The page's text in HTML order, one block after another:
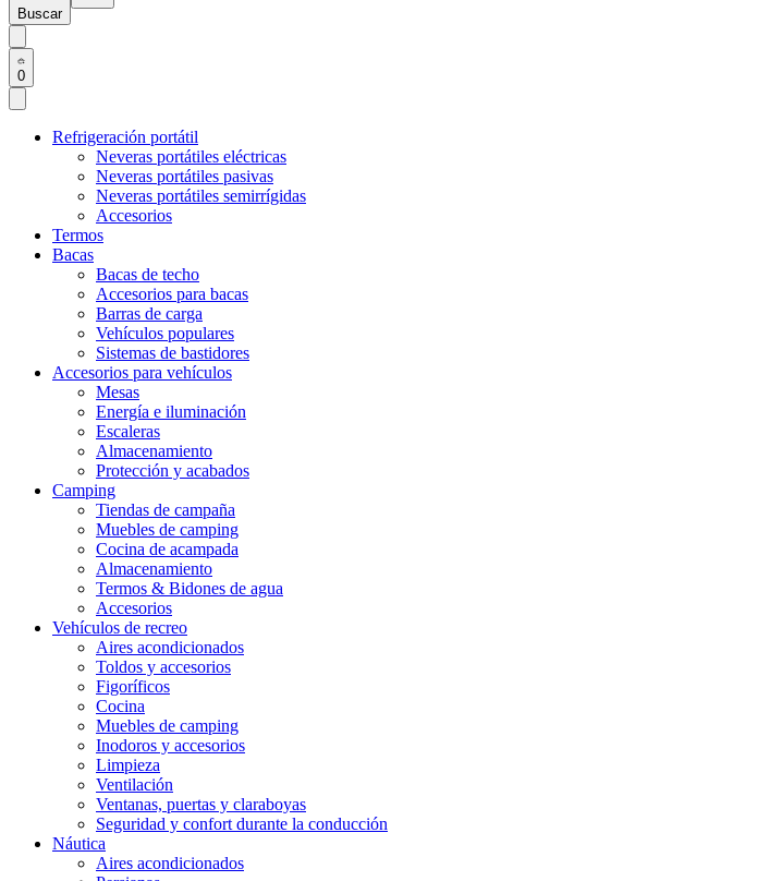
Buscar
0
Refrigeración portátil
Neveras portátiles eléctricas
Neveras portátiles pasivas
Neveras portátiles semirrígidas
Accesorios
Termos
Bacas
Bacas de techo
Accesorios para bacas
Barras de carga
Vehículos populares
Sistemas de bastidores
Accesorios para vehículos
Mesas
Energía e iluminación
Escaleras
Almacenamiento
Protección y acabados
Camping
Tiendas de campaña
Muebles de camping
Cocina de acampada
Almacenamiento
Termos & Bidones de agua
Accesorios
Vehículos de recreo
Aires acondicionados
Toldos y accesorios
Figoríficos
Cocina
Muebles de camping
Inodoros y accesorios
Limpieza
Ventilación
Ventanas, puertas y claraboyas
Seguridad y confort durante la conducción
Náutica
Aires acondicionados